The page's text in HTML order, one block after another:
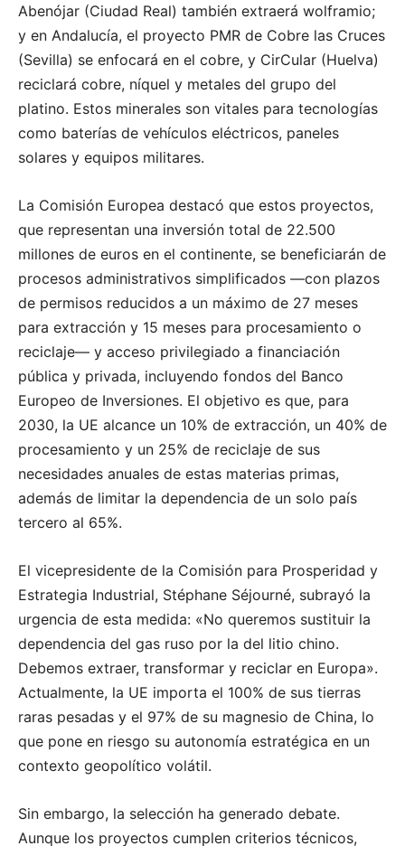
Abenójar (Ciudad Real) también extraerá wolframio;
y en Andalucía, el proyecto PMR de Cobre las Cruces
(Sevilla) se enfocará en el cobre, y CirCular (Huelva)
reciclará cobre, níquel y metales del grupo del
platino. Estos minerales son vitales para tecnologías
como baterías de vehículos eléctricos, paneles
solares y equipos militares.
La Comisión Europea destacó que estos proyectos,
que representan una inversión total de 22.500
millones de euros en el continente, se beneficiarán de
procesos administrativos simplificados —con plazos
de permisos reducidos a un máximo de 27 meses
para extracción y 15 meses para procesamiento o
reciclaje— y acceso privilegiado a financiación
pública y privada, incluyendo fondos del Banco
Europeo de Inversiones. El objetivo es que, para
2030, la UE alcance un 10% de extracción, un 40% de
procesamiento y un 25% de reciclaje de sus
necesidades anuales de estas materias primas,
además de limitar la dependencia de un solo país
tercero al 65%.
El vicepresidente de la Comisión para Prosperidad y
Estrategia Industrial, Stéphane Séjourné, subrayó la
urgencia de esta medida: «No queremos sustituir la
dependencia del gas ruso por la del litio chino.
Debemos extraer, transformar y reciclar en Europa».
Actualmente, la UE importa el 100% de sus tierras
raras pesadas y el 97% de su magnesio de China, lo
que pone en riesgo su autonomía estratégica en un
contexto geopolítico volátil.
Sin embargo, la selección ha generado debate.
Aunque los proyectos cumplen criterios técnicos,